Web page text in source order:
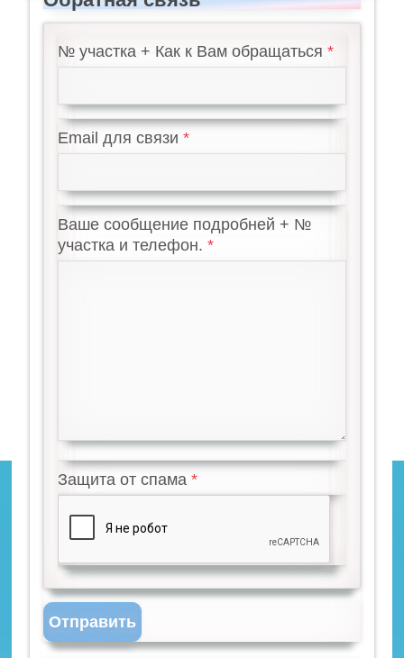
№ участка + Как к Вам обращаться
Email для связи
Ваше сообщение подробней + №
участка и телефон.
Защита от спама
Отправить